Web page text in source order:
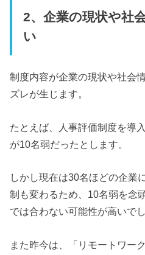
2、企業の現状や社
い
制度内容が企業の現状や社会
ズレが生じます。
たとえば、人事評価制度を導
が10名弱だったとします。
しかし現在は30名ほどの企業
制も変わるため、10名弱を念
では合わない可能性が高いでし
また昨今は、「リモートワー